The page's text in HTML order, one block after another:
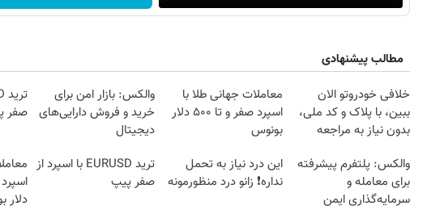
مطالب پیشنهادی
خلافی خودروتو الان
ببین، با پلاک و کد ملی،
بدون نیاز به مراجعه
معاملات جهانی طلا با
اسپرد صفر و تا ۵۰۰ دلار
بونوس
والکس: بازار امن برای
خرید و فروش دارایی‌های
دیجیتال
صفر
والکس: پلتفرم پیشرفته
برای معامله و
سرمایه‌گذاری ایمن
این درد نیاز به تحمل
نداره❗ زانو درد منظورمونه
ترید EURUSD با اسپرد از
صفر پیپ
دلار